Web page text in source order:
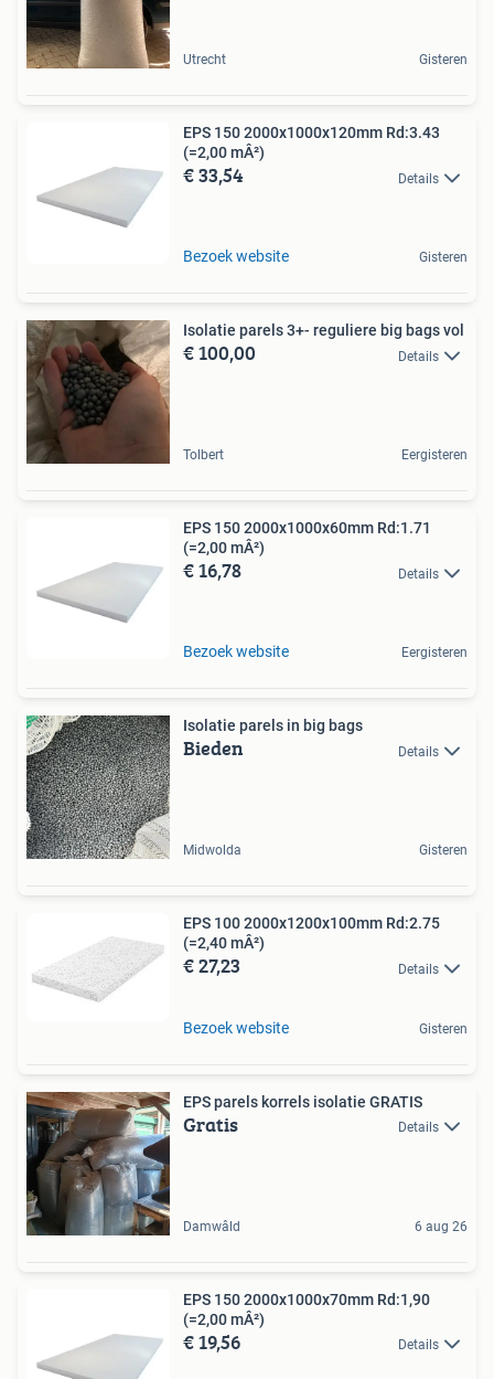
Utrecht Gisteren
EPS 150 2000x1000x120mm Rd:3.43
(=2,00 mÂ²)
€ 33,54 Details
Bezoek website Gisteren
Isolatie parels 3+- reguliere big bags vol
€ 100,00 Details
Tolbert Eergisteren
EPS 150 2000x1000x60mm Rd:1.71
(=2,00 mÂ²)
€ 16,78 Details
Bezoek website Eergisteren
Isolatie parels in big bags
Bieden Details
Midwolda Gisteren
EPS 100 2000x1200x100mm Rd:2.75
(=2,40 mÂ²)
€ 27,23 Details
Bezoek website Gisteren
EPS parels korrels isolatie GRATIS
Gratis Details
Damwâld 6 aug 26
EPS 150 2000x1000x70mm Rd:1,90
(=2,00 mÂ²)
€ 19,56 Details